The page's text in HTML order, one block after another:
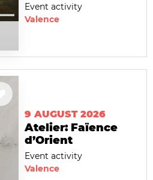
Event activity
Valence
9 AUGUST 2026
Atelier: Faïence
d’Orient
Event activity
Valence